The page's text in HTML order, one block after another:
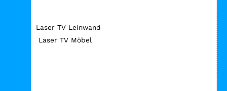
Laser TV Leinwand
Laser TV Möbel